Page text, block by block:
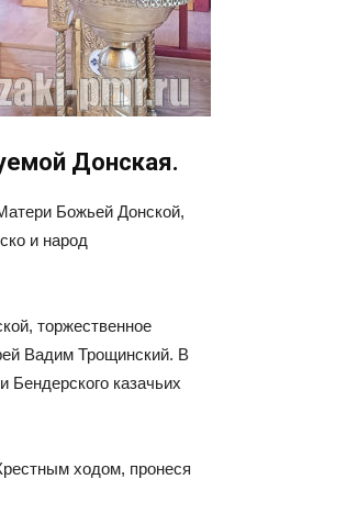
Донская.
Божьей Донской,
и народ
торжественное
Вадим Трощинский. В
Бендерского казачьих
ходом, пронеся